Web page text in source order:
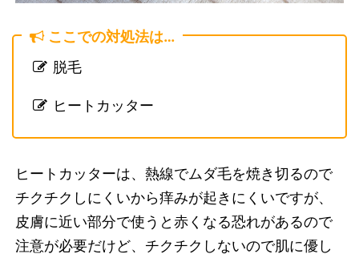
ここでの対処法は…
脱毛
ヒートカッター
ヒートカッターは、熱線でムダ毛を焼き切るので
チクチクしにくいから痒みが起きにくいですが、
皮膚に近い部分で使うと赤くなる恐れがあるので
注意が必要だけど、チクチクしないので肌に優し